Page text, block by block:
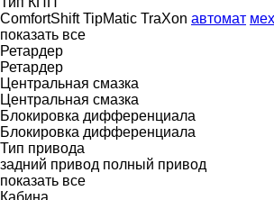
ComfortShift TipMatic TraXon автомат
показать все
Ретардер
Ретардер
Центральная смазка
Центральная смазка
Блокировка дифференциала
Блокировка дифференциала
Тип привода
задний привод полный привод
показать все
Кабина